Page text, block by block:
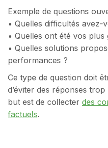
Exemple de questions
• Quelles difficultés avez-
• Quelles ont été vos plus
• Quelles solutions
performances ?
Ce type de question doit
d’éviter des réponses
but est de collecter des
factuels.